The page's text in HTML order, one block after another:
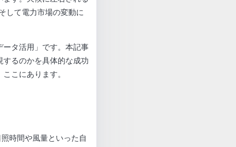
して電力市場の変動に
ータ活用」です。本記事
るのかを具体的な成功
こにあります。
時間や風量といった自